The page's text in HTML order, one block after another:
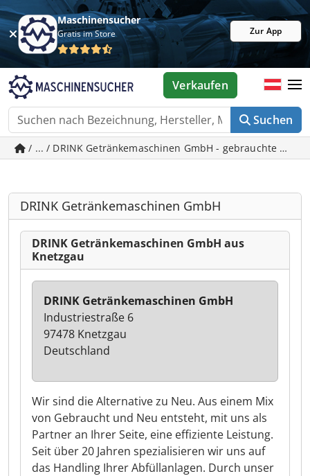
Maschinensucher
Gratis im Store Zur App
Suchen
Verkaufen
/ ... / DRINK Getränkemaschinen GmbH - gebrauchte
DRINK Getränkemaschinen GmbH
DRINK Getränkemaschinen GmbH aus
Knetzgau
Wir sind die Alternative zu Neu. Aus einem Mix
von Gebraucht und Neu entsteht, mit uns als
Partner an Ihrer Seite, eine effiziente Leistung.
Seit über 20 Jahren spezialisieren wir uns auf
das Handling Ihrer Abfüllanlagen. Durch unser
DRINK Getränkemaschinen GmbH
Industriestraße 6
97478 Knetzgau
Deutschland